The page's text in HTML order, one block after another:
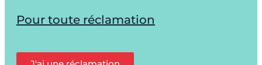
Pour toute réclamation